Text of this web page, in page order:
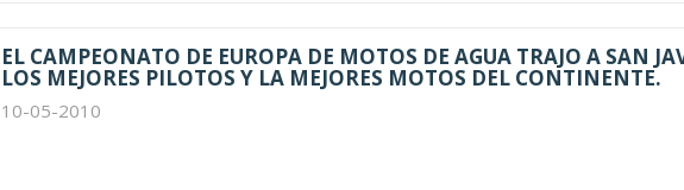
EL CAMPEONATO DE EUROPA DE MOTOS DE AGUA TRAJO A SAN
LOS MEJORES PILOTOS Y LA MEJORES MOTOS DEL CONTINENTE.
10-05-2010